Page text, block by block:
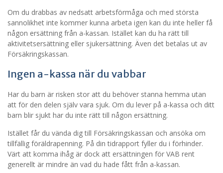
Om du drabbas av nedsatt arbetsförmåga och med största
sannolikhet inte kommer kunna arbeta igen kan du inte heller få
någon ersättning från a-kassan. Istället kan du ha rätt till
aktivitetsersättning eller sjukersättning. Även det betalas ut av
Försäkringskassan.
Ingen a-kassa när du vabbar
Har du barn är risken stor att du behöver stanna hemma utan
att för den delen själv vara sjuk. Om du lever på a-kassa och ditt
barn blir sjukt har du inte rätt till någon ersättning.
Istället får du vända dig till Försäkringskassan och ansöka om
tillfällig föräldrapenning. På din tidrapport fyller du i förhinder.
Värt att komma ihåg är dock att ersättningen för VAB rent
generellt är mindre än vad du hade fått från a-kassan.